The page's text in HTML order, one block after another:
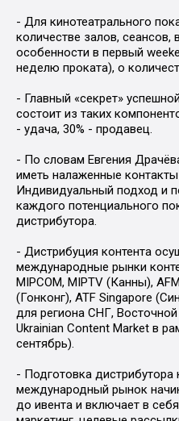
- Для кинотеатрального
количестве залов, сеансов,
особенности в первый
неделю проката), о
- Главный «секрет»
состоит из таких
- удача, 30% - продавец.
- По словам Евгения
иметь налаженные
Индивидуальный подход и
каждого потенциального
дистрибутора.
- Дистрибуция контента
международные рынки
MIPCOM, MIPTV (Канны),
(Гонконг), ATF Singapore
для региона СНГ,
Ukrainian Content Market в
сентябрь).
- Подготовка дистрибутора
международный рынок
до ивента и включает в